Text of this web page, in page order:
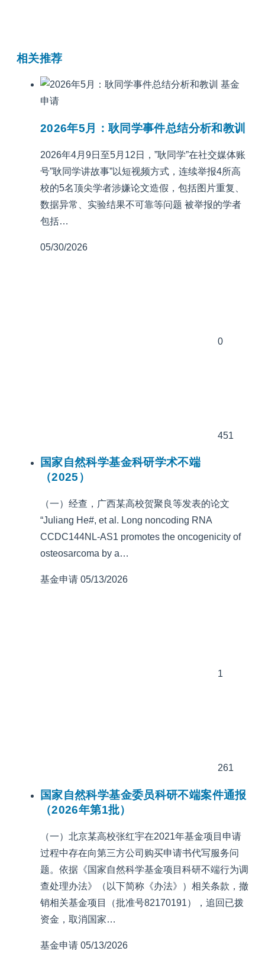
相关推荐
基金
申请
2026年5月：耿同学事件总结分析和教训
2026年4月9日至5月12日，”耿同学”在社交媒体账
号”耿同学讲故事”以短视频方式，连续举报4所高
校的5名顶尖学者涉嫌论文造假，包括图片重复、
数据异常、实验结果不可靠等问题 被举报的学者
包括…
05/30/2026
0
451
国家自然科学基金科研学术不端
（2025）
（一）经查，广西某高校贺聚良等发表的论文
“Juliang He#, et al. Long noncoding RNA
CCDC144NL-AS1 promotes the oncogenicity of
osteosarcoma by a…
基金申请 05/13/2026
1
261
国家自然科学基金委员科研不端案件通报
（2026年第1批）
（一）北京某高校张红宇在2021年基金项目申请
过程中存在向第三方公司购买申请书代写服务问
题。依据《国家自然科学基金项目科研不端行为调
查处理办法》（以下简称《办法》）相关条款，撤
销相关基金项目（批准号82170191），追回已拨
资金，取消国家…
基金申请 05/13/2026